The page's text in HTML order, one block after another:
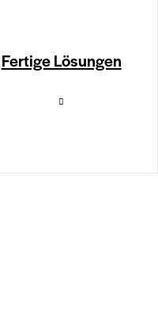
Fertige Lösungen